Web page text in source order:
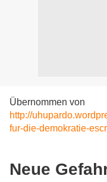
Übernommen von
http://
fur-die-demokratie-
Neue